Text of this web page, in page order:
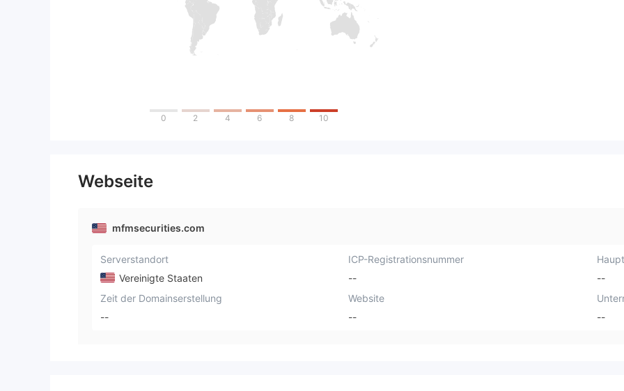
0 2 4 6 8 10
Webseite
mfmsecurities.com
Serverstandort
Vereinigte Staaten
ICP-Registrationsnummer
--
--
Zeit der Domainserstellung
--
Website
--
--